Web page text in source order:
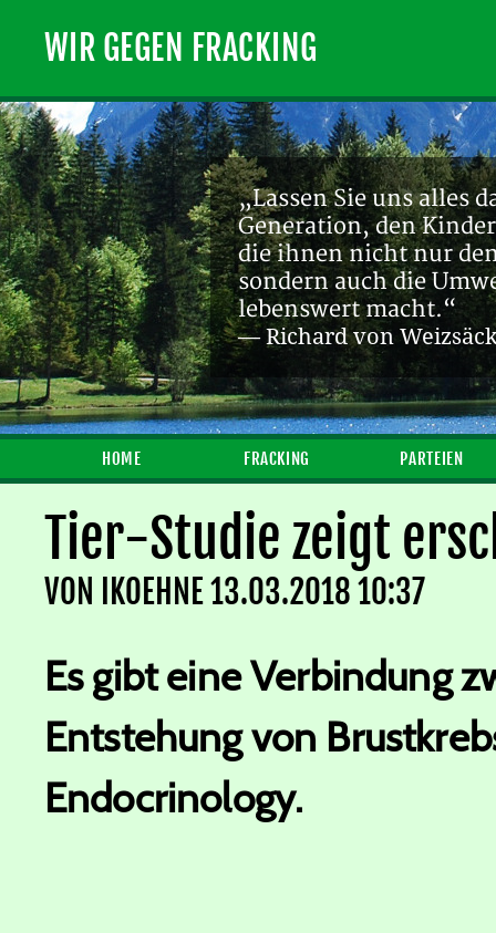
WIR GEGEN FRACKING
„Lassen Sie uns alles
Generation, den
die ihnen nicht nur
sondern auch die
lebenswert macht.“
— Richard von
HOME FRACKING PARTEIEN
Tier-Studie zeigt
VON IKOEHNE13.03.2018 10:37
Es gibt eine Verbindung
Entstehung von
Endocrinology.